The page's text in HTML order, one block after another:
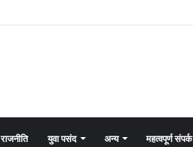
राजनीति युवा पसंद अन्य महत्वपूर्ण संपर्क